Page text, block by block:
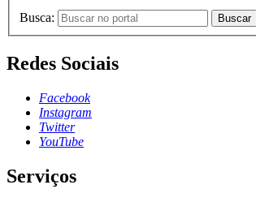
Busca: Buscar
Redes Sociais
Facebook
Instagram
Twitter
YouTube
Serviços